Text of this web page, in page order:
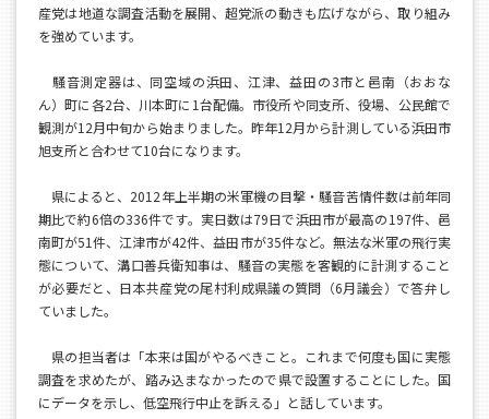
産党は地道な調査活動を展開、超党派の動きも広げながら、取り組み
を強めています。
騒音測定器は、同空域の浜田、江津、益田の3市と邑南（おおな
ん）町に各2台、川本町に1台配備。市役所や同支所、役場、公民館で
観測が12月中旬から始まりました。昨年12月から計測している浜田市
旭支所と合わせて10台になります。
県によると、2012年上半期の米軍機の目撃・騒音苦情件数は前年同
期比で約6倍の336件です。実日数は79日で浜田市が最高の197件、邑
南町が51件、江津市が42件、益田市が35件など。無法な米軍の飛行実
態について、溝口善兵衛知事は、騒音の実態を客観的に計測すること
が必要だと、日本共産党の尾村利成県議の質問（6月議会）で答弁し
ていました。
県の担当者は「本来は国がやるべきこと。これまで何度も国に実態
調査を求めたが、踏み込まなかったので県で設置することにした。国
にデータを示し、低空飛行中止を訴える」と話しています。